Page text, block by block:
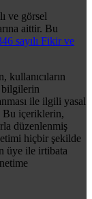
ve görsel
aittir. Bu
sayılı Fikir ve
kullanıcıların
bilgilerin
ile ilgili yasal
Bu içeriklerin,
düzenlenmiş
hiçbir şekilde
üye ile irtibata